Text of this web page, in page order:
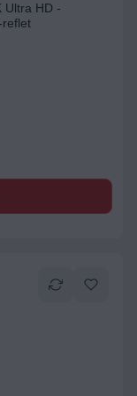
Ultra HD -
reflet